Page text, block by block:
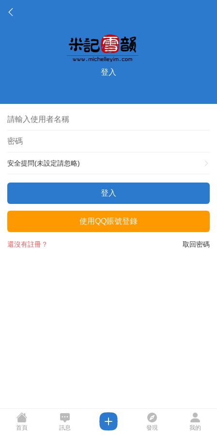
登入
安全提問(未設定請忽略)
登入
使用QQ賬號登錄
取回密碼
還沒有註冊？
首頁 訊息 發現 我的